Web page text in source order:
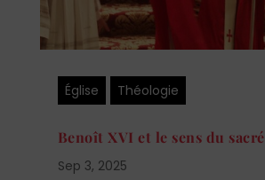
Église Théologie
Benoît XVI et le sens du sacré
Sep 3, 2025